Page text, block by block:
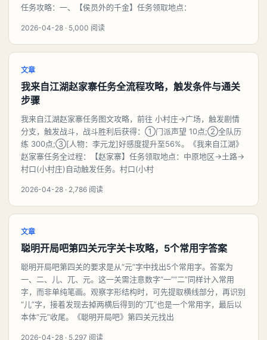
任务攻略：一、【侯员外的千金】任务领取地点：
2026-04-28 · 5,000 阅读
文章
我来自江湖赵家寨任务全流程攻略，触发条件与通关
步骤
我来自江湖赵家寨任务图文攻略，前往 小村庄→广场，触发剧情
分支，触发战斗，战斗胜利后获得：①门派声望 10点;②全队历
练 300点;③[人物：李元龙]好感度提升至56%。《我来自江湖》
赵家寨任务全过程：【赵家寨】任务领取地点：中原地区→土路→
村口(小村庄)自动触发任务。村口(小村
2026-04-28 · 2,786 阅读
文章
聪明开局吧第四关元字关卡攻略，5个常用字答案
聪明开局吧第四关的要求是从“元”字中找出5个常用字。答案为
一、二、儿、兀、元。这一关需注意数字“一”“二”同样计入常用
字，而非单纯笔画。观察字形结构时，可先提取横线部分，再识别
“儿”字，接着发现去掉两横后得到的“兀”也是一个常用字，最后以
本体“元”收尾。《聪明开局吧》第四关元找出
2026-04-28 · 5,297 阅读